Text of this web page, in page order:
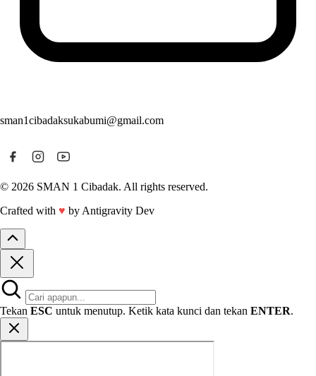
sman1cibadaksukabumi@gmail.com
© 2026 SMAN 1 Cibadak. All rights reserved.
Crafted with ♥ by Antigravity Dev
Tekan ESC untuk menutup. Ketik kata kunci dan tekan ENTER.